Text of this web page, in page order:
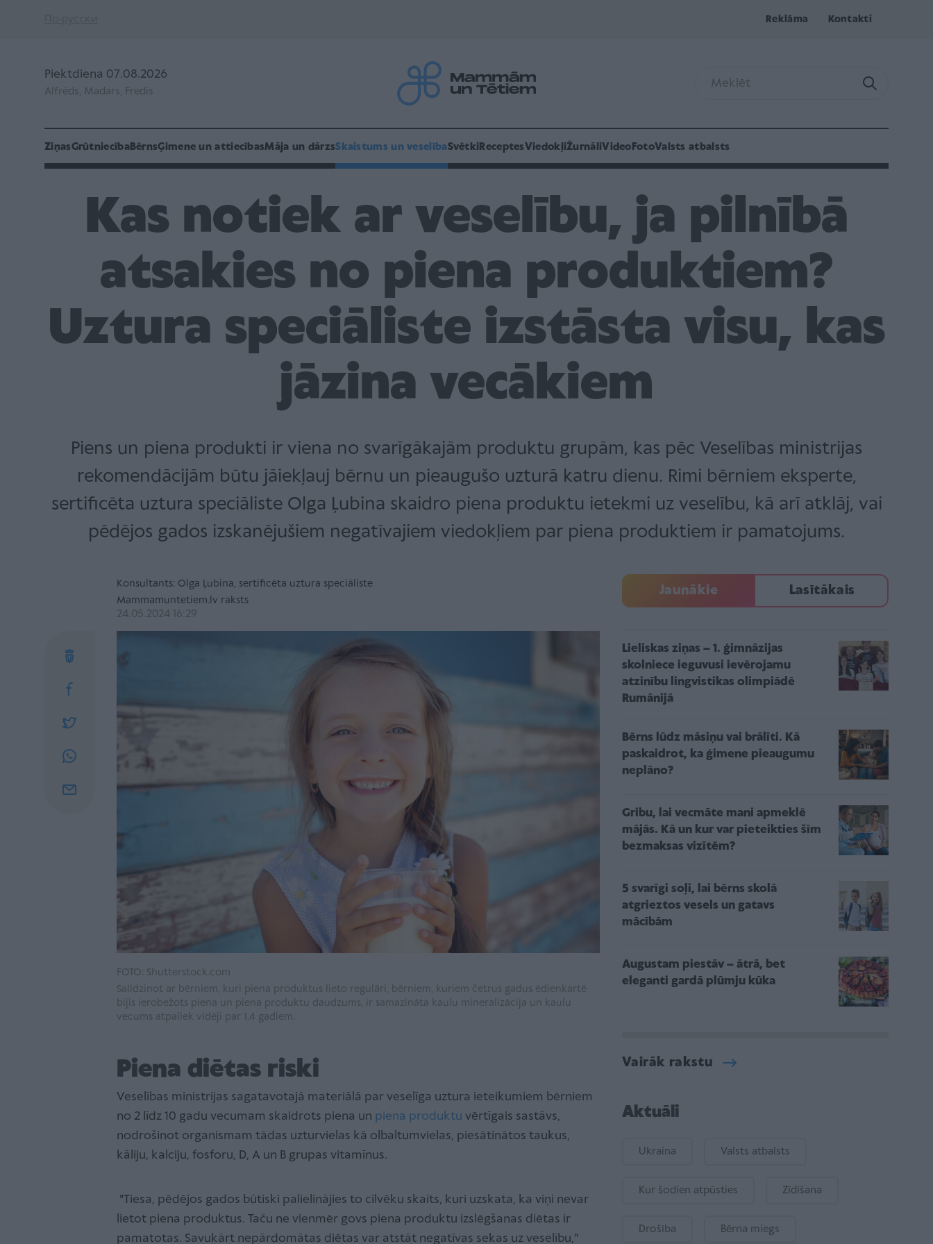
Reklāma Kontakti
Piektdiena 07.08.2026
Alfrēds, Madars, Fredis
ZiņasGrūtniecībaBērnsĢimene un attiecībasMāja un dārzsSkaistums un veselībaSvētki ReceptesViedokļiŽurnāliVideo FotoValsts atbalsts
Kas notiek ar veselību, ja pilnībā
atsakies no piena produktiem?
Uztura speciāliste izstāsta visu, kas
jāzina vecākiem
Piens un piena produkti ir viena no svarīgākajām produktu grupām, kas pēc Veselības ministrijas
rekomendācijām būtu jāiekļauj bērnu un pieaugušo uzturā katru dienu. Rimi bērniem eksperte,
sertificēta uztura speciāliste Olga Ļubina skaidro piena produktu ietekmi uz veselību, kā arī atklāj, vai
pēdējos gados izskanējušiem negatīvajiem viedokļiem par piena produktiem ir pamatojums.
Konsultants: Olga Ļubina, sertificēta uztura speciāliste
Mammamuntetiem.lv raksts
24.05.2024 16:29
FOTO: Shutterstock.com
Salīdzinot ar bērniem, kuri piena produktus lieto regulāri, bērniem, kuriem četrus gadus ēdienkartē
bijis ierobežots piena un piena produktu daudzums, ir samazināta kaulu mineralizācija un kaulu
vecums atpaliek vidēji par 1,4 gadiem.
Piena diētas riski
Veselības ministrijas sagatavotajā materiālā par veselīga uztura ieteikumiem bērniem
no 2 līdz 10 gadu vecumam skaidrots piena un piena produktu vērtīgais sastāvs,
nodrošinot organismam tādas uzturvielas kā olbaltumvielas, piesātinātos taukus,
kāliju, kalciju, fosforu, D, A un B grupas vitamīnus.
"Tiesa, pēdējos gados būtiski palielinājies to cilvēku skaits, kuri uzskata, ka viņi nevar
lietot piena produktus. Taču ne vienmēr govs piena produktu izslēgšanas diētas ir
pamatotas. Savukārt nepārdomātas diētas var atstāt negatīvas sekas uz veselību,"
Jaunākie Lasītākais
Lieliskas ziņas – 1. ģimnāzijas
skolniece ieguvusi ievērojamu
atzinību lingvistikas olimpiādē
Rumānijā
Bērns lūdz māsiņu vai brālīti. Kā
paskaidrot, ka ģimene pieaugumu
neplāno?
Gribu, lai vecmāte mani apmeklē
mājās. Kā un kur var pieteikties šīm
bezmaksas vizītēm?
5 svarīgi soļi, lai bērns skolā
atgrieztos vesels un gatavs
mācībām
Augustam piestāv – ātrā, bet
eleganti gardā plūmju kūka
Vairāk rakstu
Aktuāli
Ukraina Valsts atbalsts
Kur šodien atpūsties Zīdīšana
Drošība Bērna miegs